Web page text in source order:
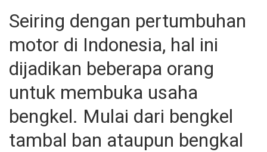
Seiring dengan pertumbuhan
motor di Indonesia, hal ini
dijadikan beberapa orang
untuk membuka usaha
bengkel. Mulai dari bengkel
tambal ban ataupun bengkal